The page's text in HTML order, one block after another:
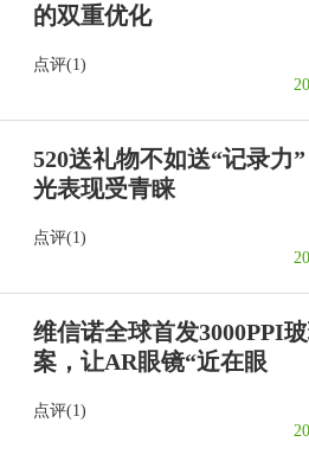
的双重优化
点评(1)
520送礼物不如送“记录力
光表现受青睐
点评(1)
维信诺全球首发3000PPI
案，让AR眼镜“近在眼
点评(1)